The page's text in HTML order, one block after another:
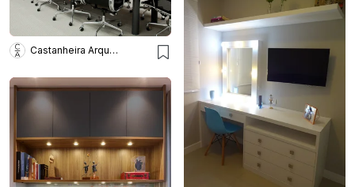
Castanheira Arquitetura